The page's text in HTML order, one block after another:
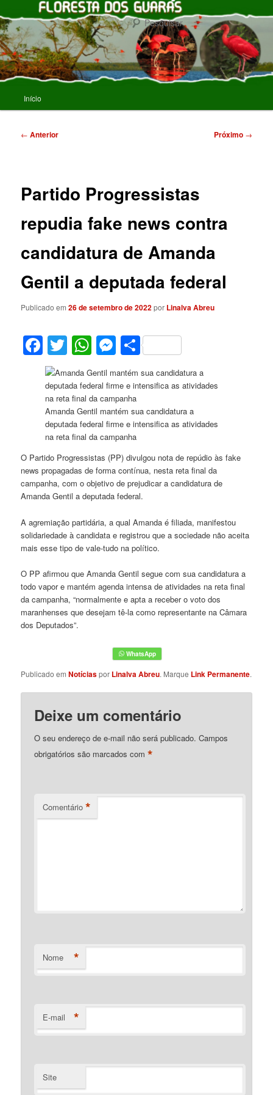
para
o
conteúdo
principalFLORESTA DOS GUARAS
principal
Início
Navegação
← Anterior Próximo →
Partido Progressistas
repudia fake news contra
candidatura de Amanda
Gentil a deputada federal
Publicado em26 de setembro de 2022por Linalva Abreu
Facebook
Twitter
WhatsApp
Messenger
Share
Amanda Gentil mantém sua candidatura a
deputada federal firme e intensifica as atividades
na reta final da campanha
O Partido Progressistas (PP) divulgou nota de repúdio às fake
news propagadas de forma contínua, nesta reta final da
campanha, com o objetivo de prejudicar a candidatura de
Amanda Gentil a deputada federal.
A agremiação partidária, a qual Amanda é filiada, manifestou
solidariedade à candidata e registrou que a sociedade não aceita
mais esse tipo de vale-tudo na político.
O PP afirmou que Amanda Gentil segue com sua candidatura a
todo vapor e mantém agenda intensa de atividades na reta final
da campanha, “normalmente e apta a receber o voto dos
maranhenses que desejam tê-la como representante na Câmara
dos Deputados”.
Publicado emNotíciaspor Linalva Abreu. Marque Link Permanente.
Deixe um comentário
O seu endereço de e-mail não será publicado. Campos
obrigatórios são marcados com*
Comentário *
Nome *
E-mail *
Site